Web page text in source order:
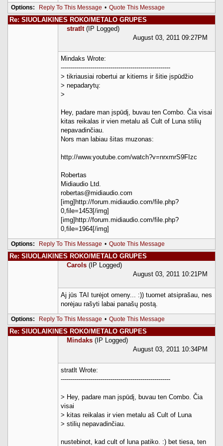
Options: Reply To This Message • Quote This Message
Re: SIUOLAIKINES ROKO/METALO GRUPES
stratlt (IP Logged)
August 03, 2011 09:27PM
Mindaks Wrote:
-------------------------------------------------------
> tikriausiai robertui ar kitiems ir šitie įspūdžio
> nepadarytų:
>
Hey, padare man įspūdį, buvau ten Combo. Čia visai
kitas reikalas ir vien metalu aš Cult of Luna stilių
nepavadinčiau.
Nors man labiau šitas muzonas:
http://www.youtube.com/watch?v=nrxmrS9FIzc
Robertas
Midiaudio Ltd.
robertas@midiaudio.com
[img]http://forum.midiaudio.com/file.php?
0,file=1453[/img]
[img]http://forum.midiaudio.com/file.php?
0,file=1964[/img]
Options: Reply To This Message • Quote This Message
Re: SIUOLAIKINES ROKO/METALO GRUPES
Carols (IP Logged)
August 03, 2011 10:21PM
Aj jūs TAI turėjot omeny... :)) tuomet atsiprašau, nes
norėjau rašyti labai panašų postą.
Options: Reply To This Message • Quote This Message
Re: SIUOLAIKINES ROKO/METALO GRUPES
Mindaks (IP Logged)
August 03, 2011 10:34PM
stratlt Wrote:
-------------------------------------------------------
> Hey, padare man įspūdį, buvau ten Combo. Čia
visai
> kitas reikalas ir vien metalu aš Cult of Luna
> stilių nepavadinčiau.
nustebinot, kad cult of luna patiko. :) bet tiesa, ten